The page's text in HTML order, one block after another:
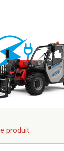
produit